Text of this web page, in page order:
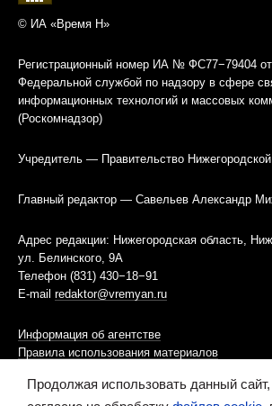
© ИА «Время Н»
Регистрационный номер ИА № ФС77−79404
Федеральной службой по надзору в сфере
информационных технологий и массовых
(Роскомнадзор)
Учредитель — Правительство Нижегородской
Главный редактор — Савельев Александр
Адрес редакции: Нижегородская область,
ул. Белинского, 9А
Телефон (831) 430−18−91
E-mail redaktor@vremyan.ru
Информация об агентстве
Правила использования материалов
Информационная политика использования
Продолжая использовать данный